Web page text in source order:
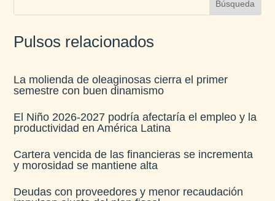
Pulsos relacionados
La molienda de oleaginosas cierra el primer
semestre con buen dinamismo​
El Niño 2026-2027 podría afectaría el empleo y la
productividad en América Latina​
Cartera vencida de las financieras se incrementa
y morosidad se mantiene alta​
Deudas con proveedores y menor recaudación